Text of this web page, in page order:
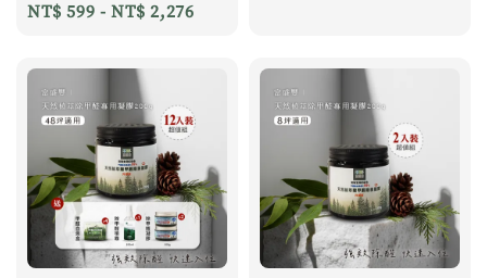
Regular
NT$ 599 -NT$ 2,276